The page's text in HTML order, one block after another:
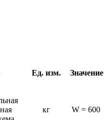
Ед. изм. Значение
кг W = 600